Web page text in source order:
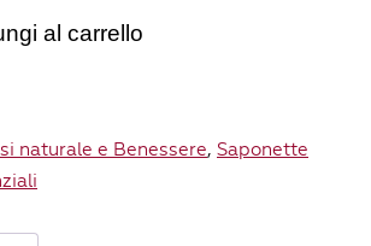
al carrello
naturale e Benessere, Saponette